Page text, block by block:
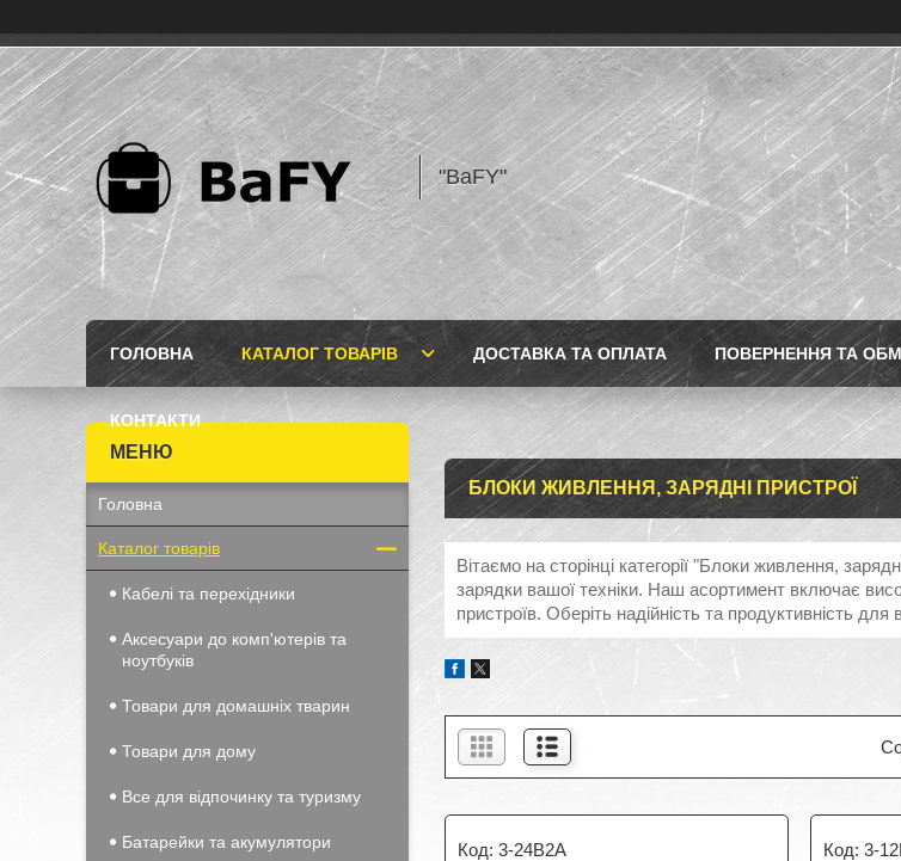
"BaFY"
ГОЛОВНА КАТАЛОГ ТОВАРІВ ДОСТАВКА ТА ОПЛАТА ПОВЕРНЕННЯ ТА
КОНТАКТИ
БЛОКИ ЖИВЛЕННЯ, ЗАРЯДНІ ПРИСТРОЇ
Вітаємо на сторінці категорії "Блоки живлення,
зарядки вашої техніки. Наш асортимент включає
пристроїв. Оберіть надійність та продуктивність
3-24В2А 3-
Головна
Каталог товарів
Кабелі та перехідники
Аксесуари до комп'ютерів та
ноутбуків
Товари для домашніх тварин
Товари для дому
Все для відпочинку та туризму
Батарейки та акумулятори